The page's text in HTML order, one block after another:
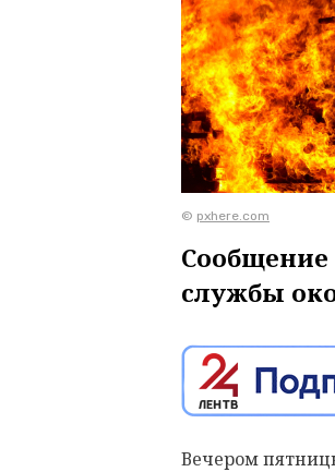
© pxhere.com
Сообщение
службы
Вечером